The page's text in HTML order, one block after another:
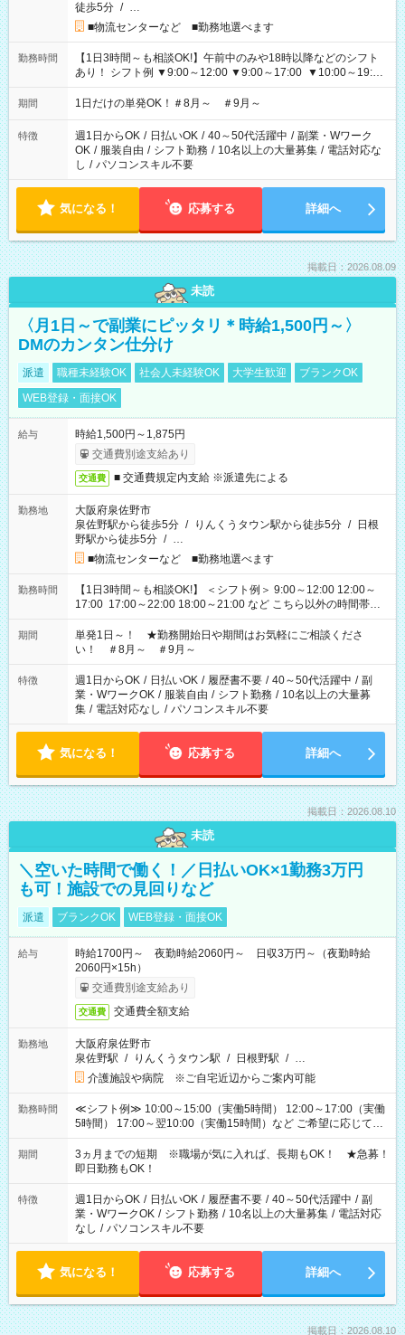
徒歩5分 / …
■物流センターなど ■勤務地選べます
勤務時間
【1日3時間～も相談OK!】午前中のみや18時以降などのシフト
あり！ シフト例 ▼9:00～12:00 ▼9:00～17:00 ▼10:00～19:00
▼18:00～21:00
期間 1日だけの単発OK！＃8月～ ＃9月～
特徴 週1日からOK / 日払いOK / 40～50代活躍中 / 副業・Wワーク
OK / 服装自由 / シフト勤務 / 10名以上の大量募集 / 電話対応な
し / パソコンスキル不要
気になる！ 応募する 詳細へ
掲載日：2026.08.09
未読
〈月1日～で副業にピッタリ＊時給1,500円～〉
DMのカンタン仕分け
派遣 職種未経験OK 社会人未経験OK 大学生歓迎
ブランクOK
WEB登録・面接OK
給与
時給1,500円～1,875円
交通費別途支給あり
交通費 ■ 交通費規定内支給 ※派遣先による
勤務地
大阪府泉佐野市
泉佐野駅から徒歩5分 / りんくうタウン駅から徒歩5分 / 日根
野駅から徒歩5分 / …
■物流センターなど ■勤務地選べます
勤務時間
【1日3時間～も相談OK!】 ＜シフト例＞ 9:00～12:00 12:00～
17:00 17:00～22:00 18:00～21:00 など こちら以外の時間帯も
お気軽にご相談ください！
期間
単発1日～！ ★勤務開始日や期間はお気軽にご相談くださ
い！ ＃8月～ ＃9月～
特徴 週1日からOK / 日払いOK / 履歴書不要 / 40～50代活躍中 / 副
業・WワークOK / 服装自由 / シフト勤務 / 10名以上の大量募
集 / 電話対応なし / パソコンスキル不要
気になる！ 応募する 詳細へ
掲載日：2026.08.10
未読
＼空いた時間で働く！／日払いOK×1勤務3万円
も可！施設での見回りなど
派遣 ブランクOK WEB登録・面接OK
給与
時給1700円～ 夜勤時給2060円～ 日収3万円～（夜勤時給
2060円×15h）
交通費別途支給あり
交通費 交通費全額支給
勤務地
大阪府泉佐野市
泉佐野駅 / りんくうタウン駅 / 日根野駅 / …
介護施設や病院 ※ご自宅近辺からご案内可能
勤務時間
≪シフト例≫ 10:00～15:00（実働5時間） 12:00～17:00（実働
5時間） 17:00～翌10:00（実働15時間）など ご希望に応じて、
働く時間は調整できます！ お気軽に担当へ相談ください！
期間
3ヵ月までの短期 ※職場が気に入れば、長期もOK！ ★急募！
即日勤務もOK！
特徴 週1日からOK / 日払いOK / 履歴書不要 / 40～50代活躍中 / 副
業・WワークOK / シフト勤務 / 10名以上の大量募集 / 電話対応
なし / パソコンスキル不要
気になる！ 応募する 詳細へ
掲載日：2026.08.10